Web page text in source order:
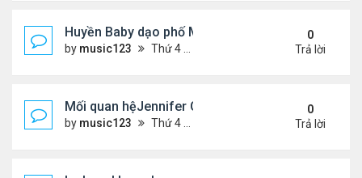
Huyền Baby dạo phố Mỹ
by music123 Thứ 4 Tháng 7 29, 2026 5:21 pm
0
Trả lời
Mối quan hệJennifer Garner và mẹ chồng cũ
by music123 Thứ 4 Tháng 7 29, 2026 5:13 pm
0
Trả lời